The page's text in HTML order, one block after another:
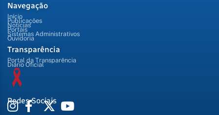
Navegação
Início
Publicações
Notícias
Portais
Sistemas Administrativos
Ouvidoria
Transparência
Portal da Transparência
Diário Oficial
Redes Sociais